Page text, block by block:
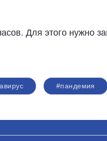
Для этого нужно
#пандемия